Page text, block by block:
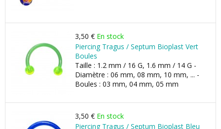
3,50 € En stock
Piercing Tragus / Septum Bioplast Vert
Boules
Taille : 1.2 mm / 16 G, 1.6 mm / 14 G -
Diamètre : 06 mm, 08 mm, 10 mm, ... -
Boules : 03 mm, 04 mm, 05 mm
3,50 € En stock
Piercing Tragus / Septum Bioplast Bleu